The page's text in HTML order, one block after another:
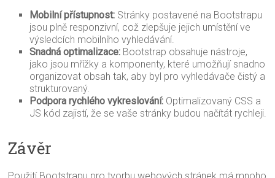
Mobilní přístupnost: Stránky postavené na Bootstrapu
jsou plně responzivní, což zlepšuje jejich umístění ve
výsledcích mobilního vyhledávání.
Snadná optimalizace: Bootstrap obsahuje nástroje,
jako jsou mřížky a komponenty, které umožňují snadno
organizovat obsah tak, aby byl pro vyhledávače čistý a
strukturovaný.
Podpora rychlého vykreslování: Optimalizovaný CSS a
JS kód zajistí, že se vaše stránky budou načítát rychleji.
Závěr